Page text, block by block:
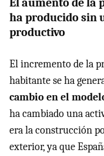
ha producido sin
productivo
El incremento de la
habitante se ha
cambio en el
ha cambiado una
era la construcción
exterior, ya que